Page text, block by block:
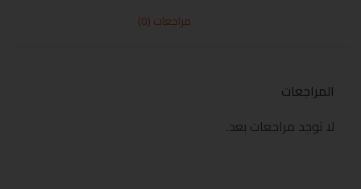
مراجعات (0)
المراجعات
لا توجد مراجعات بعد.